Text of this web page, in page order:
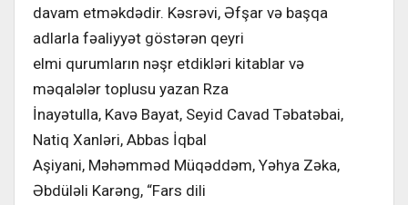
davam etməkdədir. Kəsrəvi, Əfşar və başqa
adlarla fəaliyyət göstərən qeyri
elmi qurumların nəşr etdikləri kitablar və
məqalələr toplusu yazan Rza
İnayətulla, Kavə Bayat, Seyid Cavad Təbatəbai,
Natiq Xanləri, Abbas İqbal
Aşiyani, Məhəmməd Müqəddəm, Yəhya Zəka,
Əbdüləli Karəng, “Fars dili